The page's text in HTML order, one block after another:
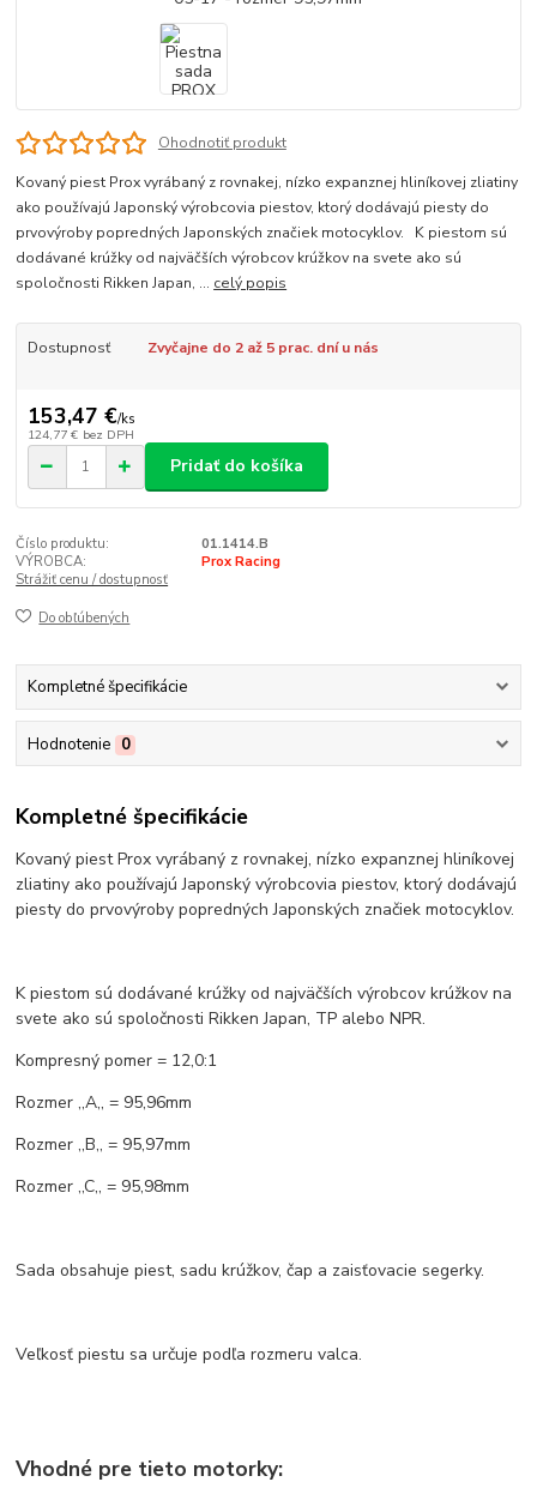
Ohodnotiť produkt
Kovaný piest Prox vyrábaný z rovnakej, nízko expanznej hliníkovej zliatiny
ako používajú Japonský výrobcovia piestov, ktorý dodávajú piesty do
prvovýroby popredných Japonských značiek motocyklov. K piestom sú
dodávané krúžky od najväčších výrobcov krúžkov na svete ako sú
spoločnosti Rikken Japan, ... celý popis
Dostupnosť Zvyčajne do 2 až 5 prac. dní u nás
153,47 €/ks
124,77 € bez DPH
Pridať do košíka
Číslo produktu:
01.1414.B
VÝROBCA:
Prox Racing
Strážiť cenu / dostupnosť
Do obľúbených
Kompletné špecifikácie
Hodnotenie 0
Kompletné špecifikácie
Kovaný piest Prox vyrábaný z rovnakej, nízko expanznej hliníkovej
zliatiny ako používajú Japonský výrobcovia piestov, ktorý dodávajú
piesty do prvovýroby popredných Japonských značiek motocyklov.
K piestom sú dodávané krúžky od najväčších výrobcov krúžkov na
svete ako sú spoločnosti Rikken Japan, TP alebo NPR.
Kompresný pomer = 12,0:1
Rozmer ,,A,, = 95,96mm
Rozmer ,,B,, = 95,97mm
Rozmer ,,C,, = 95,98mm
Sada obsahuje piest, sadu krúžkov, čap a zaisťovacie segerky.
Veľkosť piestu sa určuje podľa rozmeru valca.
Vhodné pre tieto motorky: